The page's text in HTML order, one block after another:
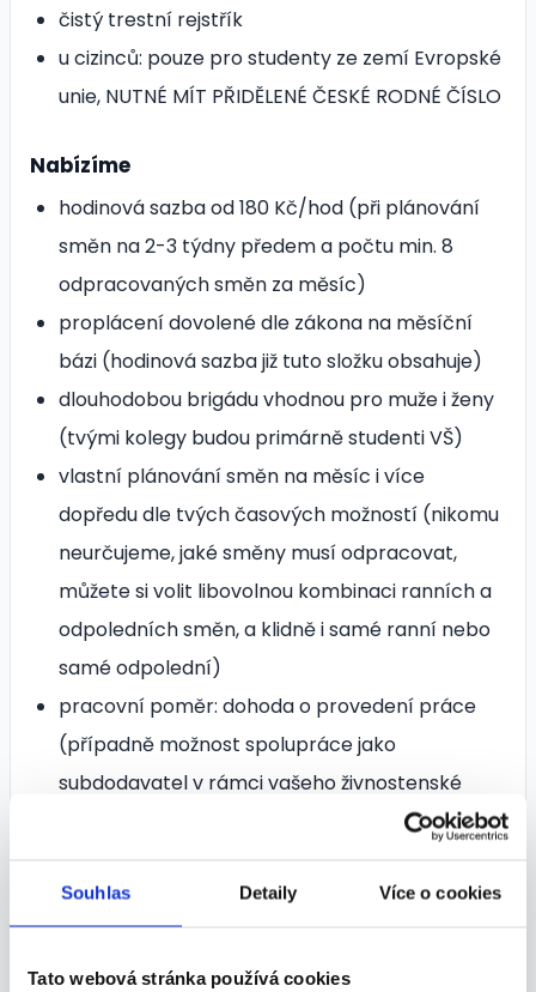
Souhlas Detaily Více o cookies
Tato webová stránka používá cookies
čistý trestní rejstřík
u cizinců: pouze pro studenty ze zemí Evropské
unie, NUTNÉ MÍT PŘIDĚLENÉ ČESKÉ RODNÉ ČÍSLO
Nabízíme
hodinová sazba od 180 Kč/hod (při plánování
směn na 2-3 týdny předem a počtu min. 8
odpracovaných směn za měsíc)
proplácení dovolené dle zákona na měsíční
bázi (hodinová sazba již tuto složku obsahuje)
dlouhodobou brigádu vhodnou pro muže i ženy
(tvými kolegy budou primárně studenti VŠ)
vlastní plánování směn na měsíc i více
dopředu dle tvých časových možností (nikomu
neurčujeme, jaké směny musí odpracovat,
můžete si volit libovolnou kombinaci ranních a
odpoledních směn, a klidně i samé ranní nebo
samé odpolední)
pracovní poměr: dohoda o provedení práce
(případně možnost spolupráce jako
subdodavatel v rámci vašeho živnostenské
pozice s dalšími příplatky
možnost zajištění Multisport karty
(zaměstnanecké i doprovodné)